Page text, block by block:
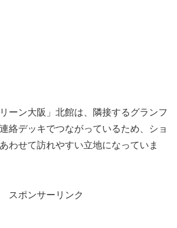
ーン大阪」北館は、隣接するグランフ
絡デッキでつながっているため、ショ
わせて訪れやすい立地になっていま
スポンサーリンク